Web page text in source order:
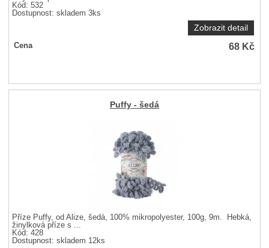
Kód: 532
Dostupnost:skladem 3ks
Zobrazit detail
Cena 68 Kč
Puffy - šedá
Příze Puffy, od Alize, šedá, 100% mikropolyester, 100g, 9m. Hebká,
žinylková příze s ...
Kód: 428
Dostupnost:skladem 12ks